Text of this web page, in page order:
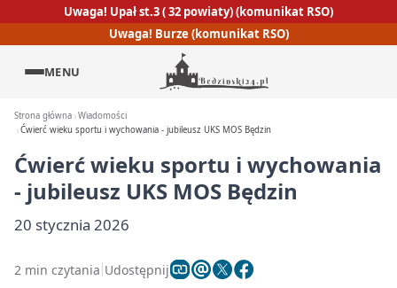
Uwaga! Upał st.3 ( 32 powiaty) (komunikat RSO)
Uwaga! Burze (komunikat RSO)
MENU
Strona główna Wiadomości
Ćwierć wieku sportu i wychowania - jubileusz UKS MOS Będzin
Ćwierć wieku sportu i wychowania
- jubileusz UKS MOS Będzin
20 stycznia 2026
2 min czytania Udostępnij